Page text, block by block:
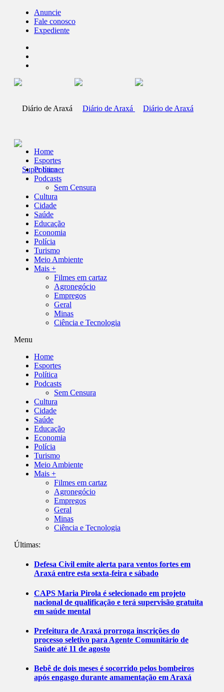
Anuncie
Fale conosco
Expediente
Home
Esportes
Política
Podcasts
Sem Censura
Cultura
Cidade
Saúde
Educação
Economia
Polícia
Turismo
Meio Ambiente
Mais +
Filmes em cartaz
Agronegócio
Empregos
Geral
Minas
Ciência e Tecnologia
Menu
Home
Esportes
Política
Podcasts
Sem Censura
Cultura
Cidade
Saúde
Educação
Economia
Polícia
Turismo
Meio Ambiente
Mais +
Filmes em cartaz
Agronegócio
Empregos
Geral
Minas
Ciência e Tecnologia
Últimas:
Defesa Civil emite alerta para ventos fortes em
Araxá entre esta sexta-feira e sábado
CAPS Maria Pirola é selecionado em projeto
nacional de qualificação e terá supervisão gratuita
em saúde mental
Prefeitura de Araxá prorroga inscrições do
processo seletivo para Agente Comunitário de
Saúde até 11 de agosto
Bebê de dois meses é socorrido pelos bombeiros
após engasgo durante amamentação em Araxá